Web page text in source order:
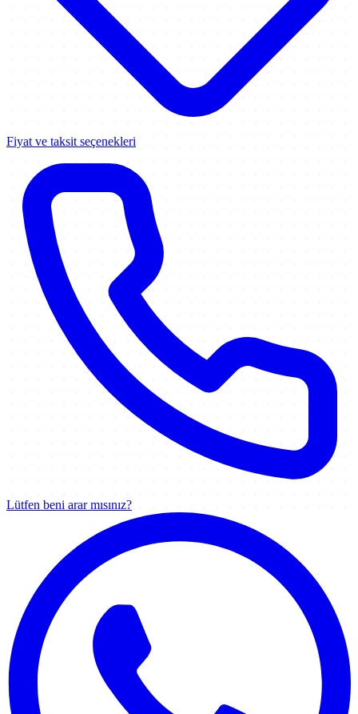
Fiyat ve taksit seçenekleri
Lütfen beni arar mısınız?